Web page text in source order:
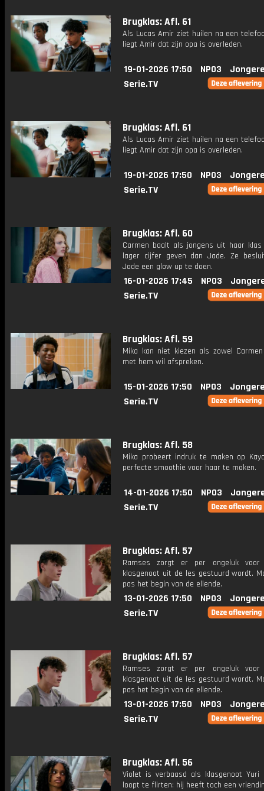
Brugklas: Afl. 61
Als Lucas Amir ziet huilen na een
liegt Amir dat zijn opa is overleden.
19-01-2026 17:50 NPO3
Serie.TV
Brugklas: Afl. 61
Als Lucas Amir ziet huilen na een
liegt Amir dat zijn opa is overleden.
19-01-2026 17:50 NPO3
Serie.TV
Brugklas: Afl. 60
Carmen baalt als jongens uit haar
lager cijfer geven dan Jade. Ze
Jade een glow up te doen.
16-01-2026 17:45 NPO3
Serie.TV
Brugklas: Afl. 59
Mika kan niet kiezen als zowel
met hem wil afspreken.
15-01-2026 17:50 NPO3
Serie.TV
Brugklas: Afl. 58
Mika probeert indruk te maken op
perfecte smoothie voor haar te maken.
14-01-2026 17:50 NPO3
Serie.TV
Brugklas: Afl. 57
Ramses zorgt er per ongeluk
klasgenoot uit de les gestuurd wordt.
pas het begin van de ellende.
13-01-2026 17:50 NPO3
Serie.TV
Brugklas: Afl. 57
Ramses zorgt er per ongeluk
klasgenoot uit de les gestuurd wordt.
pas het begin van de ellende.
13-01-2026 17:50 NPO3
Serie.TV
Brugklas: Afl. 56
Violet is verbaasd als klasgenoot Yuri
loopt te flirten: hij heeft toch een